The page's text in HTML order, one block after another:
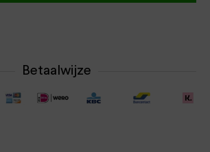
Betaalwijze